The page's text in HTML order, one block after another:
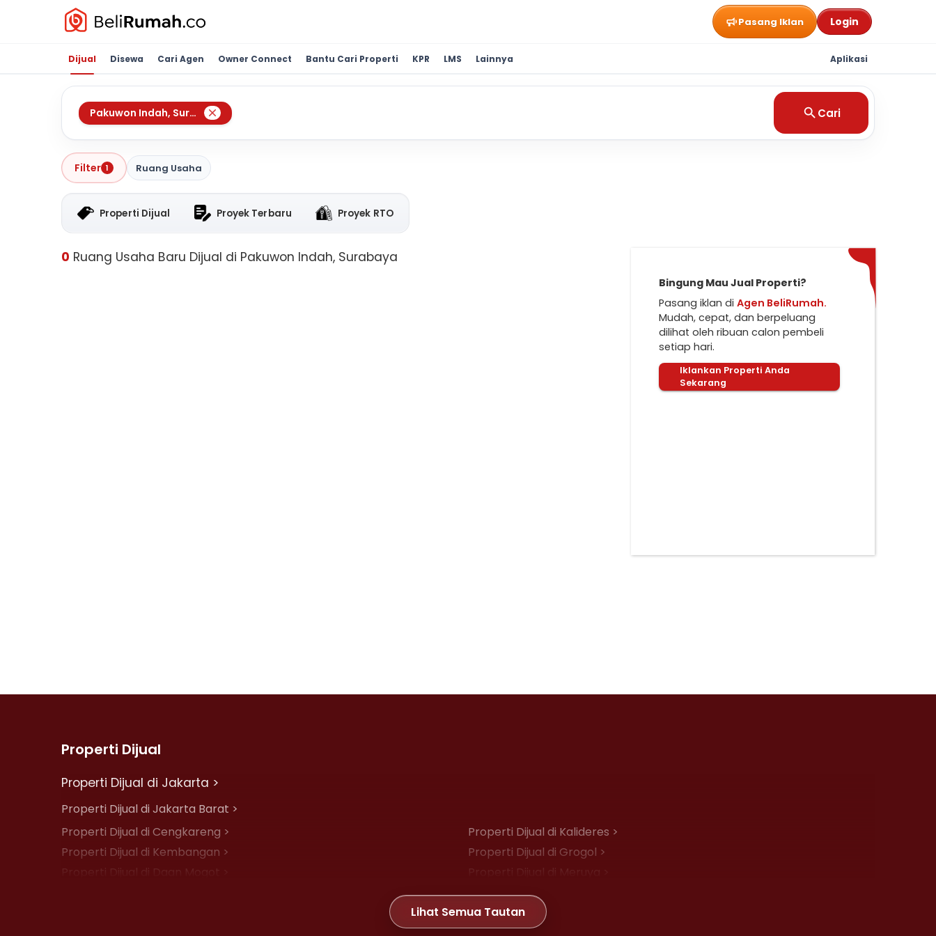
Pasang Iklan Login
Dijual Disewa Cari Agen Owner Connect Bantu Cari Properti KPR LMS Lainnya Aplikasi
Pakuwon Indah, Surabaya Cari
Filter 1 Ruang Usaha
Properti Dijual Proyek Terbaru Proyek RTO
0 Ruang Usaha Baru Dijual di Pakuwon Indah, Surabaya
Bingung Mau Jual Properti?
Pasang iklan di Agen BeliRumah.
Mudah, cepat, dan berpeluang
dilihat oleh ribuan calon pembeli
setiap hari.
Iklankan Properti Anda
Sekarang
Properti Dijual
Properti Dijual di Jakarta >
Properti Dijual di Jakarta Barat >
Properti Dijual di Cengkareng >
Properti Dijual di Kalideres >
Properti Dijual di Kembangan >
Properti Dijual di Grogol >
Properti Dijual di Daan Mogot >
Properti Dijual di Meruya >
Properti Dijual di Joglo >
Lihat Semua Tautan